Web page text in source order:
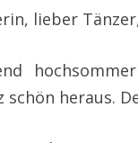
lieber
schön heraus.